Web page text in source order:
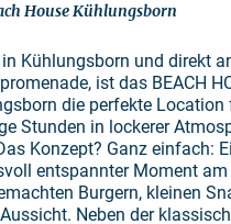
House Kühlungsborn
Kühlungsborn und direkt
ist das BEACH
die perfekte Location
Stunden in lockerer
Konzept? Ganz einfach:
entspannter Moment
Burgern, kleinen
Neben der